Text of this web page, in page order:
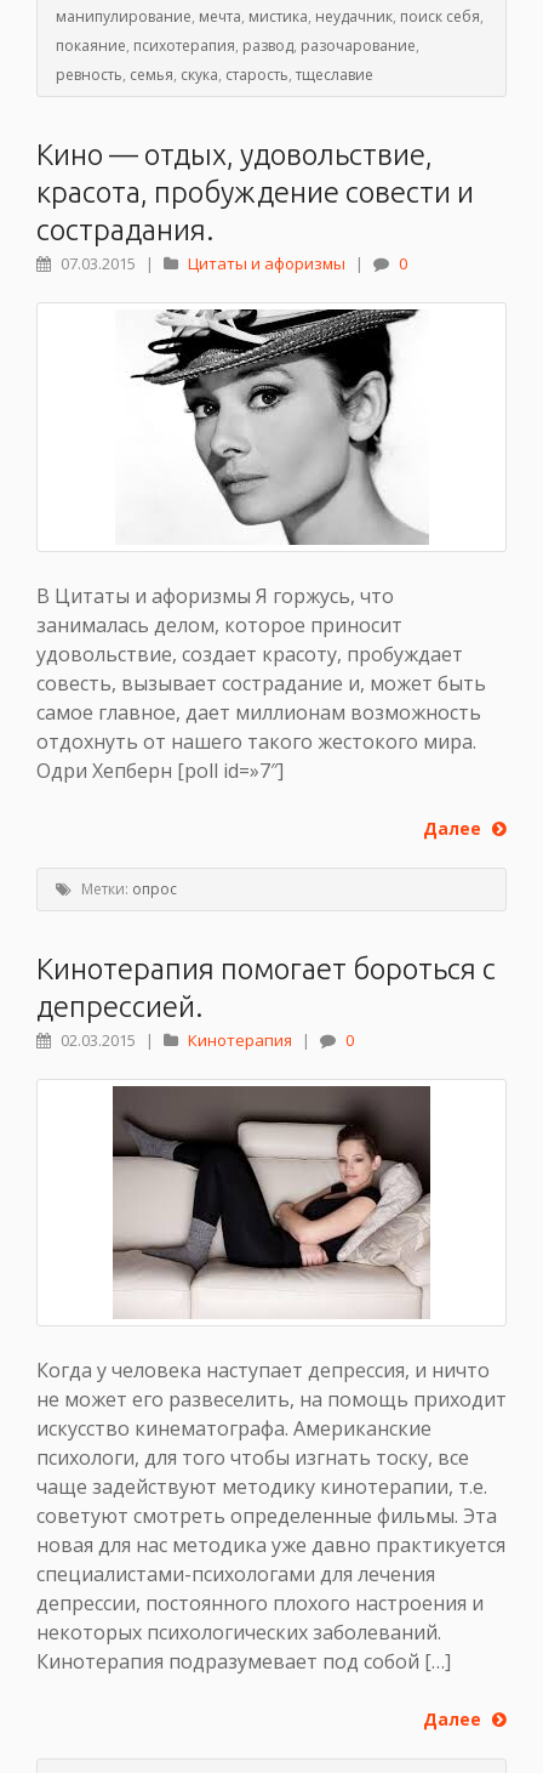
манипулирование, мечта, мистика, неудачник, поиск себя,
покаяние, психотерапия, развод, разочарование,
ревность, семья, скука, старость,тщеславие
Кино — отдых, удовольствие,
красота, пробуждение совести и
сострадания.
07.03.2015 | Цитаты и афоризмы | 0
В Цитаты и афоризмы Я горжусь, что
занималась делом, которое приносит
удовольствие, создает красоту, пробуждает
совесть, вызывает сострадание и, может быть
самое главное, дает миллионам возможность
отдохнуть от нашего такого жестокого мира.
Одри Хепберн [poll id=»7″]
Далее
Метки: опрос
Кинотерапия помогает бороться с
депрессией.
02.03.2015 | Кинотерапия | 0
Когда у человека наступает депрессия, и ничто
не может его развеселить, на помощь приходит
искусство кинематографа. Американские
психологи, для того чтобы изгнать тоску, все
чаще задействуют методику кинотерапии, т.е.
советуют смотреть определенные фильмы. Эта
новая для нас методика уже давно практикуется
специалистами-психологами для лечения
депрессии, постоянного плохого настроения и
некоторых психологических заболеваний.
Кинотерапия подразумевает под собой […]
Далее